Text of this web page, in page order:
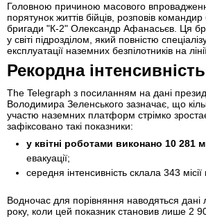
Головною причиною масового
порятунок життів бійців, розповів
бригади "К-2" Олександр Афанасьєв. Ця
у світі підрозділом, який повністю
експлуатації наземних безпілотників на
Рекордна інтенсивність
The Telegraph з посиланням на дані
Володимира Зеленського зазначає, що
участю наземних платформ стрімко
зафіксовано такі показники:
у квітні роботами виконано 10 281
евакуації;
середня інтенсивність склала 343 місії
Водночас для порівняння наводяться
року, коли цей показник становив лише 2